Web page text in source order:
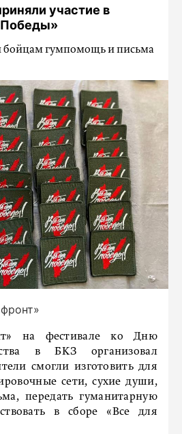
участие в
Победы»
бойцам гумпомощь и письма
на фестивале ко Дню
в БКЗ организовал
смогли изготовить для
сети, сухие души,
передать гуманитарную
в сборе «Все для